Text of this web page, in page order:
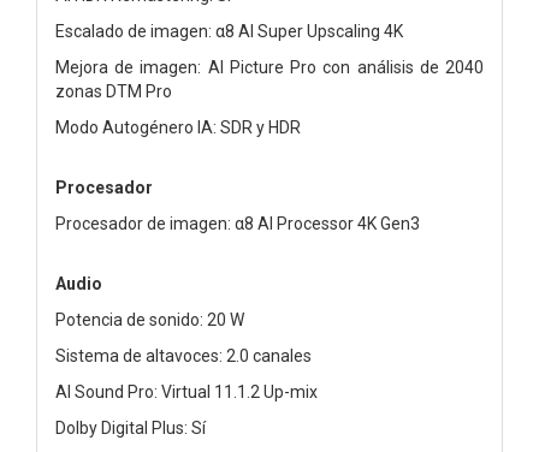
Escalado de imagen: α8 AI Super Upscaling 4K
Mejora de imagen: AI Picture Pro con análisis de 2040
zonas DTM Pro
Modo Autogénero IA: SDR y HDR
Procesador
Procesador de imagen: α8 AI Processor 4K Gen3
Audio
Potencia de sonido: 20 W
Sistema de altavoces: 2.0 canales
AI Sound Pro: Virtual 11.1.2 Up-mix
Dolby Digital Plus: Sí